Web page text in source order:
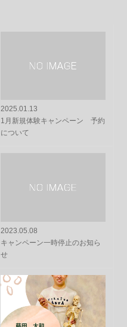
2025.01.13
1月新規体験キャンペーン 予約
について
2023.05.08
キャンペーン一時停止のお知ら
せ